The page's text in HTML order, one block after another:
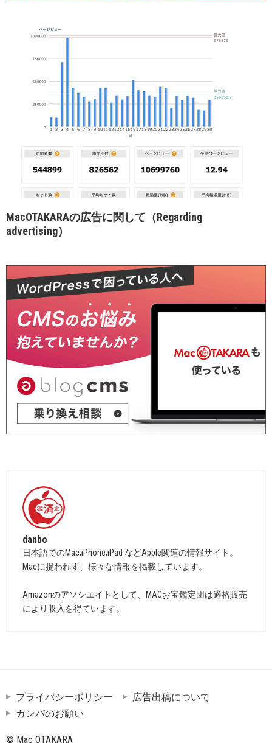
MacOTAKARAの広告に関して（Regarding
advertising）
danbo
日本語でのMac,iPhone,iPad などApple関連の情報サイト。
Macに捉われず、様々な情報を掲載しています。
Amazonのアソシエイトとして、MACお宝鑑定団は適格販売
により収入を得ています。
プライバシーポリシー
広告出稿について
カンパのお願い
© Mac OTAKARA